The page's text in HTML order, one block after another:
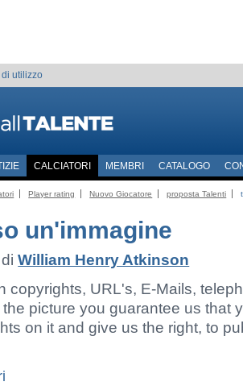
utilizzo
CALCIATORI MEMBRI CATALOGO
Player rating Nuovo Giocatore proposta Talenti
un'immagine
diWilliam Henry Atkinson
copyrights, URL's, E-Mails,
picture you guarantee us that
on it and give us the right, to